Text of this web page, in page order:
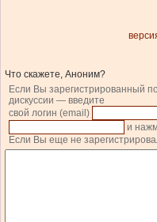
Что скажете, Аноним?
Если Вы зарегистрированный
дискуссии — введите
свой логин (email)
и
Если Вы еще не